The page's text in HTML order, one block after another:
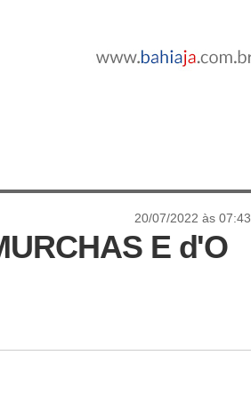
20/07/2022 às 07:43
E d'O